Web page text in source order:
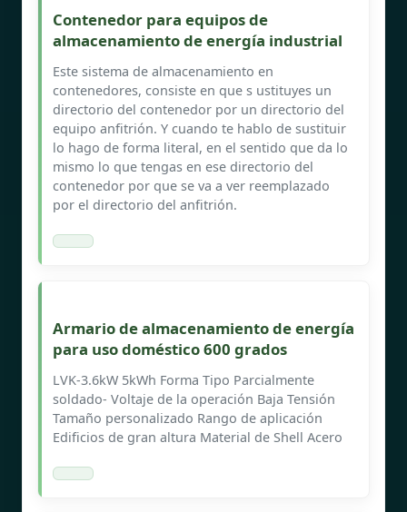
Contenedor para equipos de
almacenamiento de energía industrial
Este sistema de almacenamiento en
contenedores, consiste en que s ustituyes un
directorio del contenedor por un directorio del
equipo anfitrión. Y cuando te hablo de sustituir
lo hago de forma literal, en el sentido que da lo
mismo lo que tengas en ese directorio del
contenedor por que se va a ver reemplazado
por el directorio del anfitrión.
Armario de almacenamiento de energía
para uso doméstico 600 grados
LVK-3.6kW 5kWh Forma Tipo Parcialmente
soldado- Voltaje de la operación Baja Tensión
Tamaño personalizado Rango de aplicación
Edificios de gran altura Material de Shell Acero